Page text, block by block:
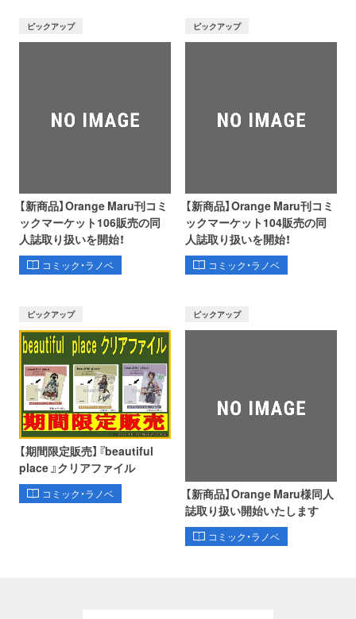
ピックアップ
【新商品】Orange Maru刊コミ
ックマーケット106販売の同
人誌取り扱いを開始！
コミック・ラノベ
ピックアップ
【新商品】Orange Maru刊コミ
ックマーケット104販売の同
人誌取り扱いを開始！
コミック・ラノベ
ピックアップ
【期間限定販売】『beautiful
place 』クリアファイル
コミック・ラノベ
ピックアップ
【新商品】Orange Maru様同人
誌取り扱い開始いたします
コミック・ラノベ